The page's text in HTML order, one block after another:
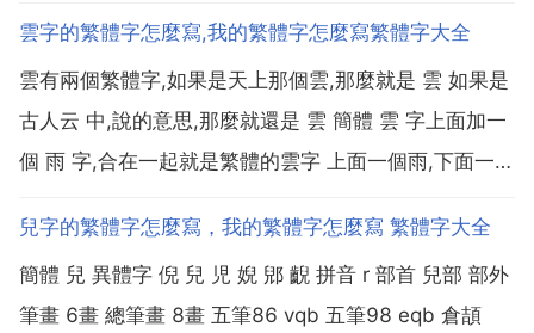
畫 48畫 漢字結構 品字形 造字法 會意 釋義 群龍騰飛的
樣...
雲字的繁體字怎麼寫,我的繁體字怎麼寫繁體字大全
雲有兩個繁體字,如果是天上那個雲,那麼就是 雲 如果是
古人云 中,說的意思,那麼就還是 雲 簡體 雲 字上面加一
個 雨 字,合在一起就是繁體的雲字 上面一個雨,下面一個
異體字是 倭 唩 喔 撾 涹 渦 濄 猧 窩 緺 萵 萵 薶 蝸 踒
婐 ...
兒字的繁體字怎麼寫，我的繁體字怎麼寫 繁體字大全
簡體 兒 異體字 倪 兒 児 婗 郳 齯 拼音 r 部首 兒部 部外
筆畫 6畫 總筆畫 8畫 五筆86 vqb 五筆98 eqb 倉頡